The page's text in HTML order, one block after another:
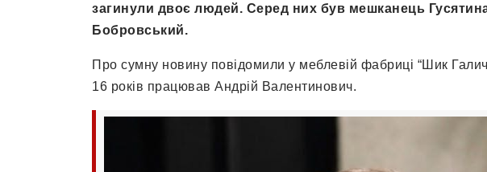
загинули двоє людей. Серед них був мешканець
Бобровський.
Про сумну новину повідомили у меблевій фабриці “Шик
16 років працював Андрій Валентинович.